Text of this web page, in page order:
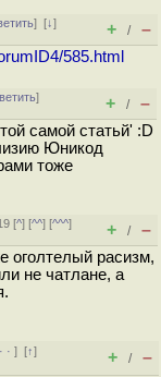
][↓]
+ / –
585.html
]
+ / –
самой статьй' :D
Юникод
тоже
[^] [^^] [^^^]
+ / –
оголтелый расизм,
не чатлане, а
·][↑]
+ / –